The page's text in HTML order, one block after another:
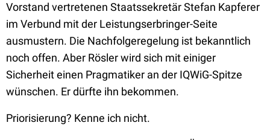
Vorstand vertretenen Staatssekretär Stefan Kapferer
im Verbund mit der Leistungserbringer-Seite
ausmustern. Die Nachfolgeregelung ist bekanntlich
noch offen. Aber Rösler wird sich mit einiger
Sicherheit einen Pragmatiker an der IQWiG-Spitze
wünschen. Er dürfte ihn bekommen.
Priorisierung? Kenne ich nicht.